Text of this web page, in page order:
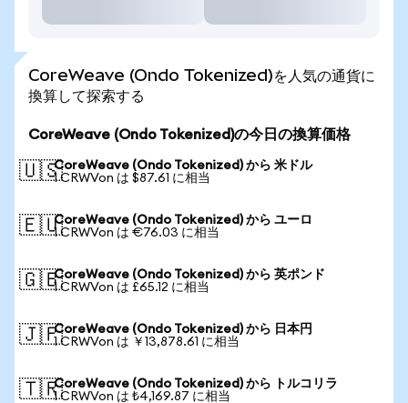
CoreWeave (Ondo Tokenized)を人気の通貨に
換算して探索する
CoreWeave (Ondo Tokenized)の今日の換算価格
🇺🇸CoreWeave (Ondo Tokenized) から 米ドル
1 CRWVon は $87.61 に相当
🇪🇺CoreWeave (Ondo Tokenized) から ユーロ
1 CRWVon は €76.03 に相当
🇬🇧CoreWeave (Ondo Tokenized) から 英ポンド
1 CRWVon は £65.12 に相当
🇯🇵CoreWeave (Ondo Tokenized) から 日本円
1 CRWVon は ￥13,878.61 に相当
🇹🇷CoreWeave (Ondo Tokenized) から トルコリラ
1 CRWVon は ₺4,169.87 に相当